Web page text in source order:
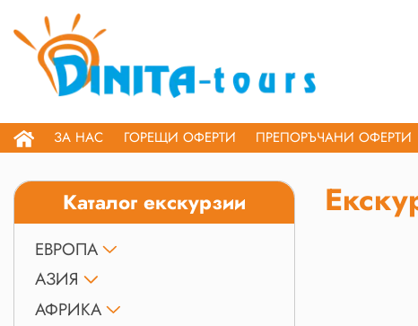
ЗА НАС ГОРЕЩИ ОФЕРТИ ПРЕПОРЪЧАНИ ОФЕРТИ
Каталог екскурзии
ЕВРОПА
АЗИЯ
АФРИКА